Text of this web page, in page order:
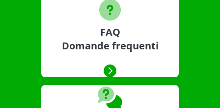
FAQ
Domande frequenti